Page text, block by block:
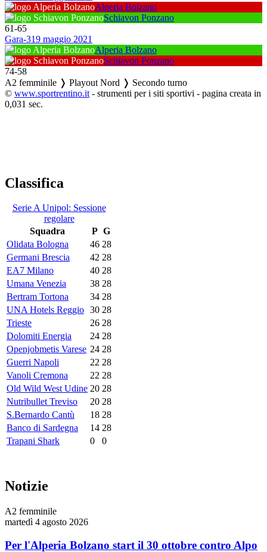
Alperia Bolzano
Schiavon Ponzano
61-65
Gara-319 maggio 2021
Alperia Bolzano
Schiavon Ponzano
74-58
A2 femminile ❭ Playout Nord ❭ Secondo turno
© www.sportrentino.it - strumenti per i siti sportivi - pagina creata in
0,031 sec.
Classifica
Serie A Unipol: Sessione
regolare
Squadra
P G
Olidata Bologna
46 28
Germani Brescia
42 28
EA7 Milano
40 28
Umana Venezia
38 28
Bertram Tortona
34 28
UNA Hotels Reggio 30 28
Trieste
26 28
Dolomiti Energia
24 28
Openjobmetis Varese 24 28
Guerri Napoli
22 28
Vanoli Cremona
22 28
Old Wild West Udine 20 28
Nutribullet Treviso
20 28
S.Bernardo Cantù
18 28
Banco di Sardegna
14 28
Trapani Shark
0 0
Notizie
A2 femminile
martedì 4 agosto 2026
Per l'Alperia Bolzano start il 30 ottobre contro Alpo